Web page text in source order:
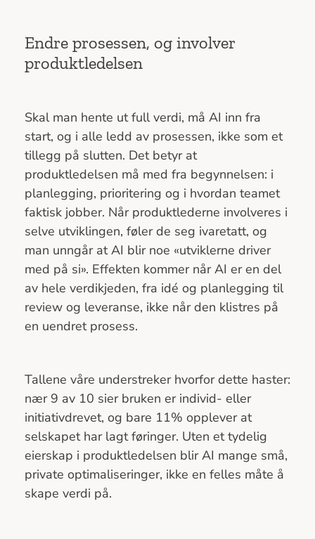
Endre prosessen, og involver
produktledelsen
Skal man hente ut full verdi, må AI inn fra
start, og i alle ledd av prosessen, ikke som et
tillegg på slutten. Det betyr at
produktledelsen må med fra begynnelsen: i
planlegging, prioritering og i hvordan teamet
faktisk jobber. Når produktlederne involveres i
selve utviklingen, føler de seg ivaretatt, og
man unngår at AI blir noe «utviklerne driver
med på si». Effekten kommer når AI er en del
av hele verdikjeden, fra idé og planlegging til
review og leveranse, ikke når den klistres på
en uendret prosess.
Tallene våre understreker hvorfor dette haster:
nær 9 av 10 sier bruken er individ- eller
initiativdrevet, og bare 11% opplever at
selskapet har lagt føringer. Uten et tydelig
eierskap i produktledelsen blir AI mange små,
private optimaliseringer, ikke en felles måte å
skape verdi på.